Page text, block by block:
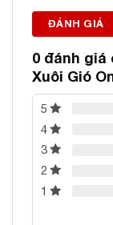
Địa chỉ: 60/
Email:
ĐÁNH GIÁ
0 đánh giá
Xuôi Gió
5
4
3
2
1